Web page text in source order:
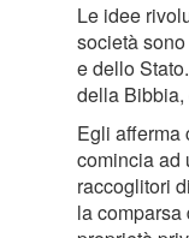
Le idee
società
e dello
della Bibbia,
Egli afferma
comincia ad
raccoglitori
la